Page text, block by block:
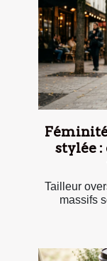
stylée
Tailleur
massifs